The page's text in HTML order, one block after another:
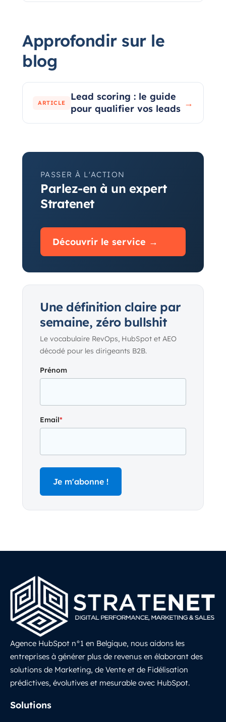
Approfondir sur le
blog
ARTICLE
Lead scoring : le guide
pour qualifier vos leads →
PASSER À L'ACTION
Parlez-en à un expert
Stratenet
Découvrir le service →
Une définition claire par
semaine, zéro bullshit
Le vocabulaire RevOps, HubSpot et AEO
décodé pour les dirigeants B2B.
Prénom
Email*
Agence HubSpot n°1 en Belgique, nous aidons les
entreprises à générer plus de revenus en élaborant des
solutions de Marketing, de Vente et de Fidélisation
prédictives, évolutives et mesurable avec HubSpot.
Solutions